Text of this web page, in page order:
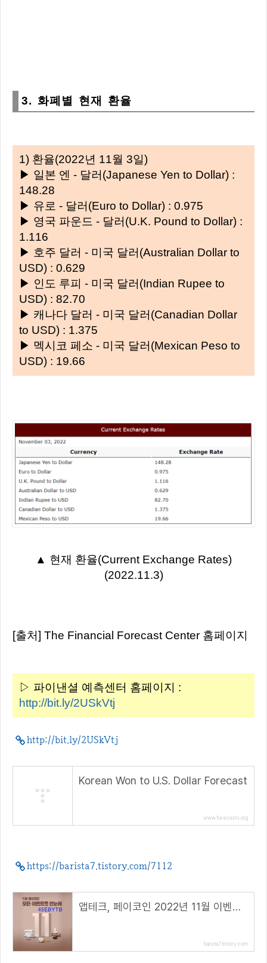
3. 화폐별 현재 환율
1) 환율(2022년 11월 3일)
▶ 일본 엔 - 달러(Japanese Yen to Dollar) :
148.28
▶ 유로 - 달러(Euro to Dollar) : 0.975
▶ 영국 파운드 - 달러(U.K. Pound to Dollar) :
1.116
▶ 호주 달러 - 미국 달러(Australian Dollar to
USD) : 0.629
▶ 인도 루피 - 미국 달러(Indian Rupee to
USD) : 82.70
▶ 캐나다 달러 - 미국 달러(Canadian Dollar
to USD) : 1.375
▶ 멕시코 페소 - 미국 달러(Mexican Peso to
USD) : 19.66
▲ 현재 환율(Current Exchange Rates)
(2022.11.3)
[출처] The Financial Forecast Center 홈페이지
▷ 파이낸셜 예측센터 홈페이지 :
http://bit.ly/2USkVtj
http://bit.ly/2USkVtj
Korean Won to U.S. Dollar Forecast
www.forecasts.org
https://barista7.tistory.com/7112
앱테크, 페이코인 2022년 11월 이벤트 총정리!( 리워드 코드 : 45EBYTB )
barista7.tistory.com